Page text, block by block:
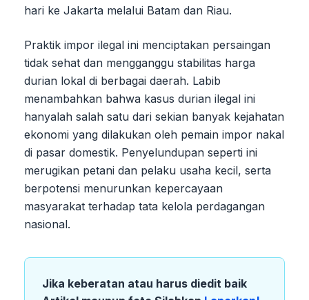
hari ke Jakarta melalui Batam dan Riau.
Praktik impor ilegal ini menciptakan persaingan
tidak sehat dan mengganggu stabilitas harga
durian lokal di berbagai daerah. Labib
menambahkan bahwa kasus durian ilegal ini
hanyalah salah satu dari sekian banyak kejahatan
ekonomi yang dilakukan oleh pemain impor nakal
di pasar domestik. Penyelundupan seperti ini
merugikan petani dan pelaku usaha kecil, serta
berpotensi menurunkan kepercayaan
masyarakat terhadap tata kelola perdagangan
nasional.
Jika keberatan atau harus diedit baik